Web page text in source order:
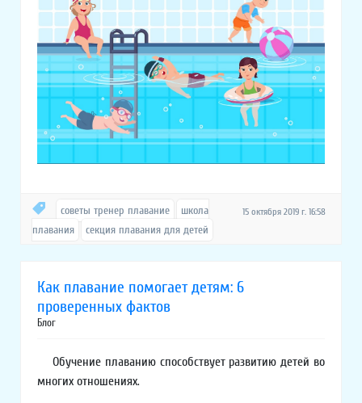
15 октября 2019 г. 16:58
советы тренер плавание
школа
плавания
секция плавания для детей
Как плавание помогает детям: 6
проверенных фактов
Блог
Обучение плаванию способствует развитию детей во
многих отношениях.